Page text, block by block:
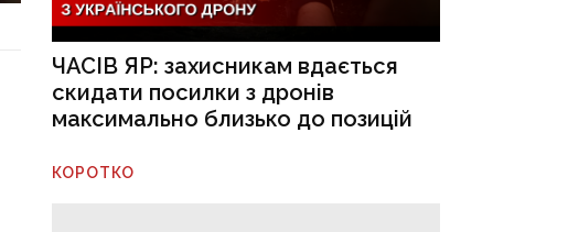
ЧАСІВ ЯР: захисникам вдається
скидати посилки з дронів
максимально близько до позицій
КОРОТКО